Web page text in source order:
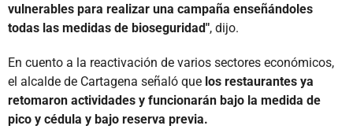
vulnerables para realizar una campaña enseñándoles
todas las medidas de bioseguridad", dijo.
En cuento a la reactivación de varios sectores económicos,
el alcalde de Cartagena señaló que los restaurantes ya
retomaron actividades y funcionarán bajo la medida de
pico y cédula y bajo reserva previa.